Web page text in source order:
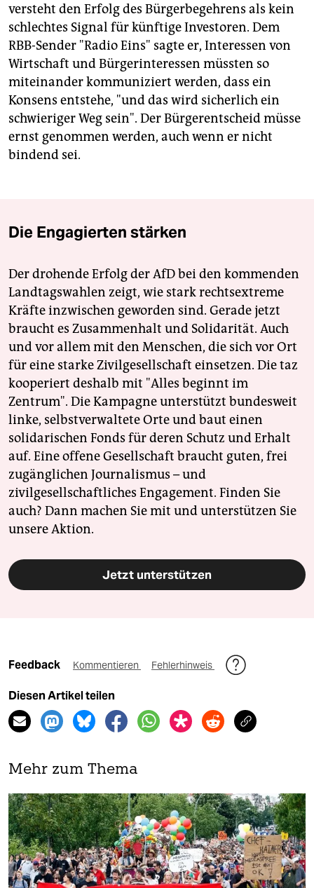
versteht den Erfolg des Bürgerbegehrens als kein
schlechtes Signal für künftige Investoren. Dem
RBB-Sender "Radio Eins" sagte er, Interessen von
Wirtschaft und Bürgerinteressen müssten so
miteinander kommuniziert werden, dass ein
Konsens entstehe, "und das wird sicherlich ein
schwieriger Weg sein". Der Bürgerentscheid müsse
ernst genommen werden, auch wenn er nicht
bindend sei.
Die Engagierten stärken
Der drohende Erfolg der AfD bei den kommenden
Landtagswahlen zeigt, wie stark rechtsextreme
Kräfte inzwischen geworden sind. Gerade jetzt
braucht es Zusammenhalt und Solidarität. Auch
und vor allem mit den Menschen, die sich vor Ort
für eine starke Zivilgesellschaft einsetzen. Die taz
kooperiert deshalb mit "Alles beginnt im
Zentrum". Die Kampagne unterstützt bundesweit
linke, selbstverwaltete Orte und baut einen
solidarischen Fonds für deren Schutz und Erhalt
auf. Eine offene Gesellschaft braucht guten, frei
zugänglichen Journalismus – und
zivilgesellschaftliches Engagement. Finden Sie
auch? Dann machen Sie mit und unterstützen Sie
unsere Aktion.
Jetzt unterstützen
Feedback Kommentieren Fehlerhinweis
Diesen Artikel teilen
Mehr zum Thema